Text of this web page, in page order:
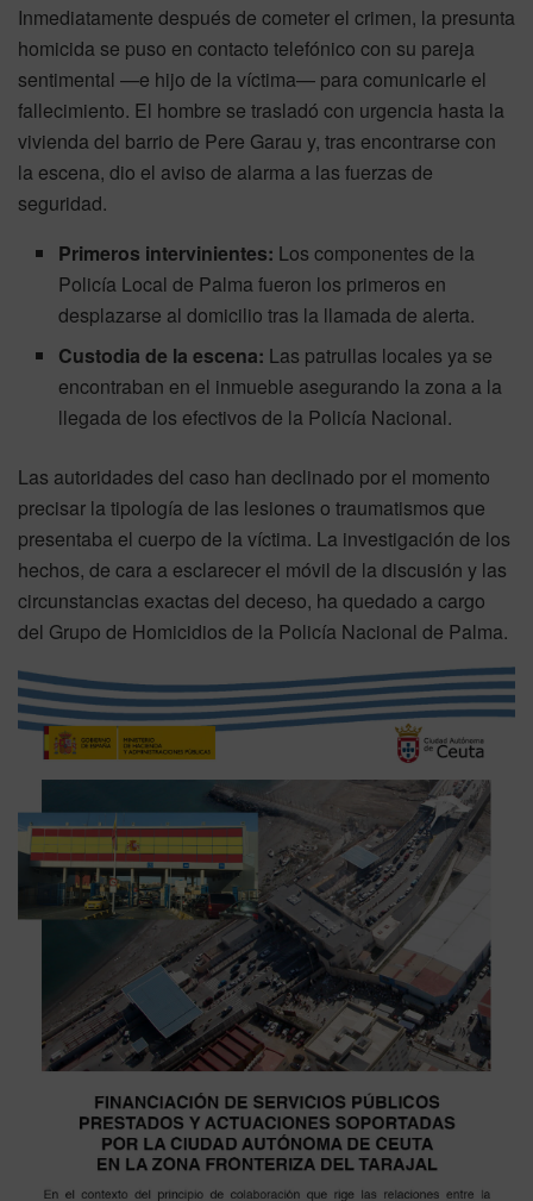
Inmediatamente después de cometer el crimen, la presunta
homicida se puso en contacto telefónico con su pareja
sentimental —e hijo de la víctima— para comunicarle el
fallecimiento. El hombre se trasladó con urgencia hasta la
vivienda del barrio de Pere Garau y, tras encontrarse con
la escena, dio el aviso de alarma a las fuerzas de
seguridad.
Primeros intervinientes: Los componentes de la
Policía Local de Palma fueron los primeros en
desplazarse al domicilio tras la llamada de alerta.
Custodia de la escena: Las patrullas locales ya se
encontraban en el inmueble asegurando la zona a la
llegada de los efectivos de la Policía Nacional.
Las autoridades del caso han declinado por el momento
precisar la tipología de las lesiones o traumatismos que
presentaba el cuerpo de la víctima. La investigación de los
hechos, de cara a esclarecer el móvil de la discusión y las
circunstancias exactas del deceso, ha quedado a cargo
del Grupo de Homicidios de la Policía Nacional de Palma.